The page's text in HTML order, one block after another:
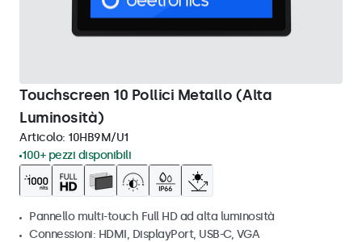
Touchscreen 10 Pollici Metallo (Alta
Luminosità)
Articolo: 10HB9M/U1
100+ pezzi disponibili
Pannello multi-touch Full HD ad alta luminosità
Connessioni: HDMI, DisplayPort, USB-C, VGA